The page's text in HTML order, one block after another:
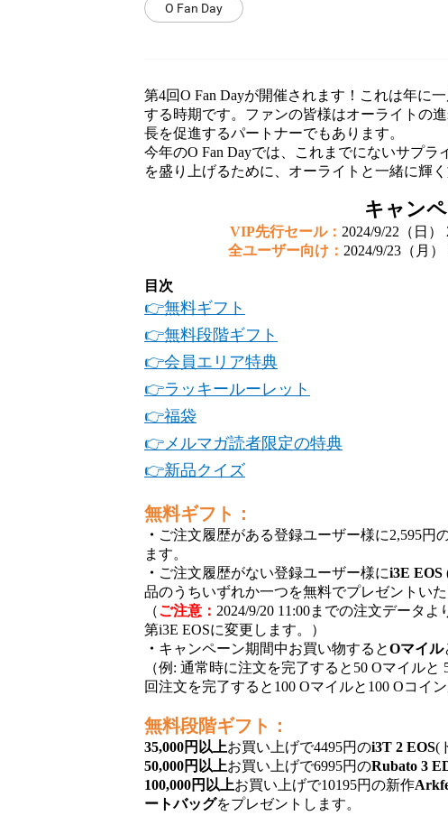
O Fan Day
第4回O Fan Dayが開催されます！これは年に
する時期です。ファンの皆様はオーライトの
長を促進するパートナーでもあります。
今年のO Fan Dayでは、これまでにないサプ
を盛り上げるために、オーライトと一緒に輝
キャン
VIP先行セール： 2024/9/22（日）
全ユーザー向け： 2024/9/23（月
目次
👉無料ギフト
👉無料段階ギフト
👉会員エリア特典
👉ラッキールーレット
👉福袋
👉メルマガ読者限定の特典
👉新品クイズ
無料ギフト：
・ ご注文履歴がある登録ユーザー様に2,595円
ます。
・ ご注文履歴がない登録ユーザー様にi3E EOS
品のうちいずれか一つを無料でプレゼントいた
（ご注意： 2024/9/20 11:00までの注文データよ
第i3E EOSに変更します。）
・ キャンペーン期間中お買い物するとOマイル
（例: 通常時に注文を完了すると50 Oマイルと
回注文を完了すると100 Oマイルと100 Oコイ
無料段階ギフト：
35,000円以上お買い上げで4495円のi3T 2 EOS(
50,000円以上お買い上げで6995円のRubato 3
100,000円以上お買い上げで10195円の新作
ートバッグをプレゼントします。